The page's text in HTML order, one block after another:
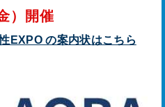
）開催
EXPO の案内状はこちら